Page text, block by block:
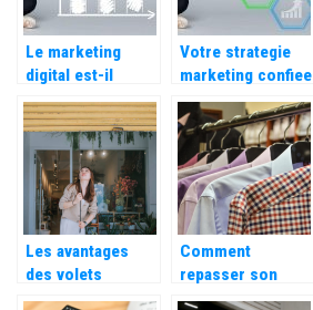
Le marketing
digital est-il
avantageux pour
les entreprises ?
Votre strategie
marketing confiee
a un
professionnel
Les avantages
des volets
roulants
Comment
repasser son
chemise ? Nos